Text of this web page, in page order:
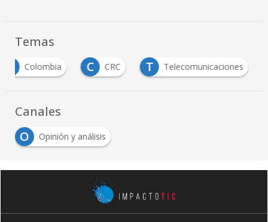
Temas
Colombia C CRC T Telecomunicaciones
Canales
O
Opinión y análisis